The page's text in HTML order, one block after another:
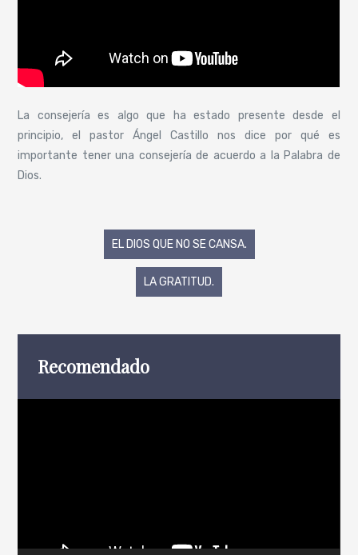
La consejería es algo que ha estado presente desde el
principio, el pastor Ángel Castillo nos dice por qué es
importante tener una consejería de acuerdo a la Palabra de
Dios.
NavegaciónEL DIOS QUE NO SE CANSA.
LA GRATITUD.
Recomendado